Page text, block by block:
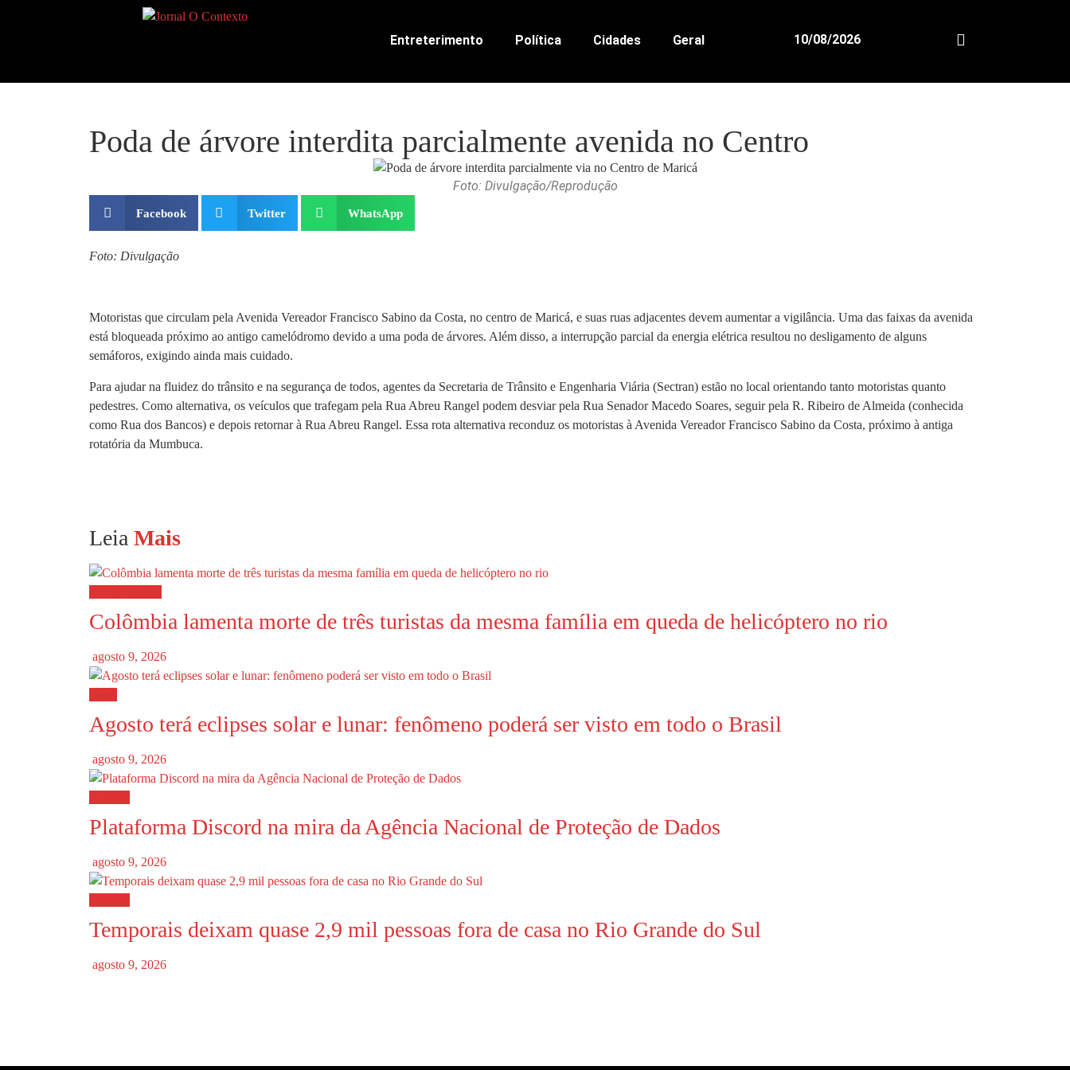
Entreterimento Política Cidades Geral 10/08/2026
Poda de árvore interdita parcialmente avenida no Centro
Foto: Divulgação/Reprodução
Facebook Twitter WhatsApp
Foto: Divulgação
Motoristas que circulam pela Avenida Vereador Francisco Sabino da Costa, no centro de Maricá, e suas ruas adjacentes devem aumentar a vigilância. Uma das faixas da avenida
está bloqueada próximo ao antigo camelódromo devido a uma poda de árvores. Além disso, a interrupção parcial da energia elétrica resultou no desligamento de alguns
semáforos, exigindo ainda mais cuidado.
Para ajudar na fluidez do trânsito e na segurança de todos, agentes da Secretaria de Trânsito e Engenharia Viária (Sectran) estão no local orientando tanto motoristas quanto
pedestres. Como alternativa, os veículos que trafegam pela Rua Abreu Rangel podem desviar pela Rua Senador Macedo Soares, seguir pela R. Ribeiro de Almeida (conhecida
como Rua dos Bancos) e depois retornar à Rua Abreu Rangel. Essa rota alternativa reconduz os motoristas à Avenida Vereador Francisco Sabino da Costa, próximo à antiga
rotatória da Mumbuca.
Leia Mais
Colômbia lamenta morte de três turistas da mesma família em queda de helicóptero no rio
agosto 9, 2026
Agosto terá eclipses solar e lunar: fenômeno poderá ser visto em todo o Brasil
agosto 9, 2026
Plataforma Discord na mira da Agência Nacional de Proteção de Dados
agosto 9, 2026
Temporais deixam quase 2,9 mil pessoas fora de casa no Rio Grande do Sul
agosto 9, 2026